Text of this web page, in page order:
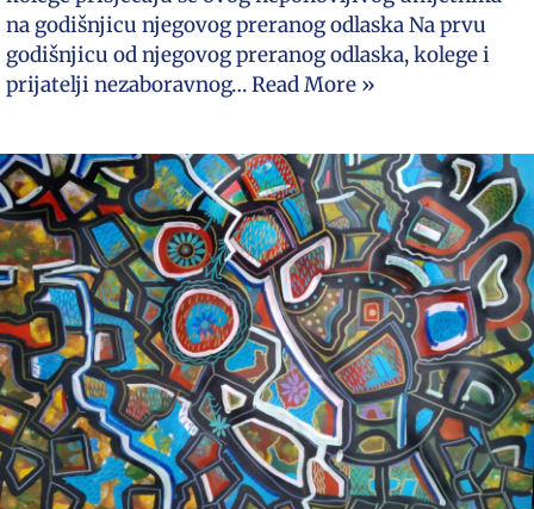
na godišnjicu njegovog preranog odlaska Na prvu
godišnjicu od njegovog preranog odlaska, kolege i
prijatelji nezaboravnog…Read More »